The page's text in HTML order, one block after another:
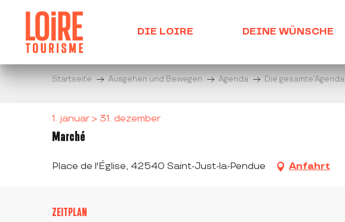
contenu
principal
DIE LOIRE DEINE WÜNSCHE
Startseite Ausgehen und Bewegen Agenda Die gesamte’Agenda
1. januar > 31. dezember
Marché
Place de l'Église, 42540 Saint-Just-la-Pendue Anfahrt
ZEITPLAN